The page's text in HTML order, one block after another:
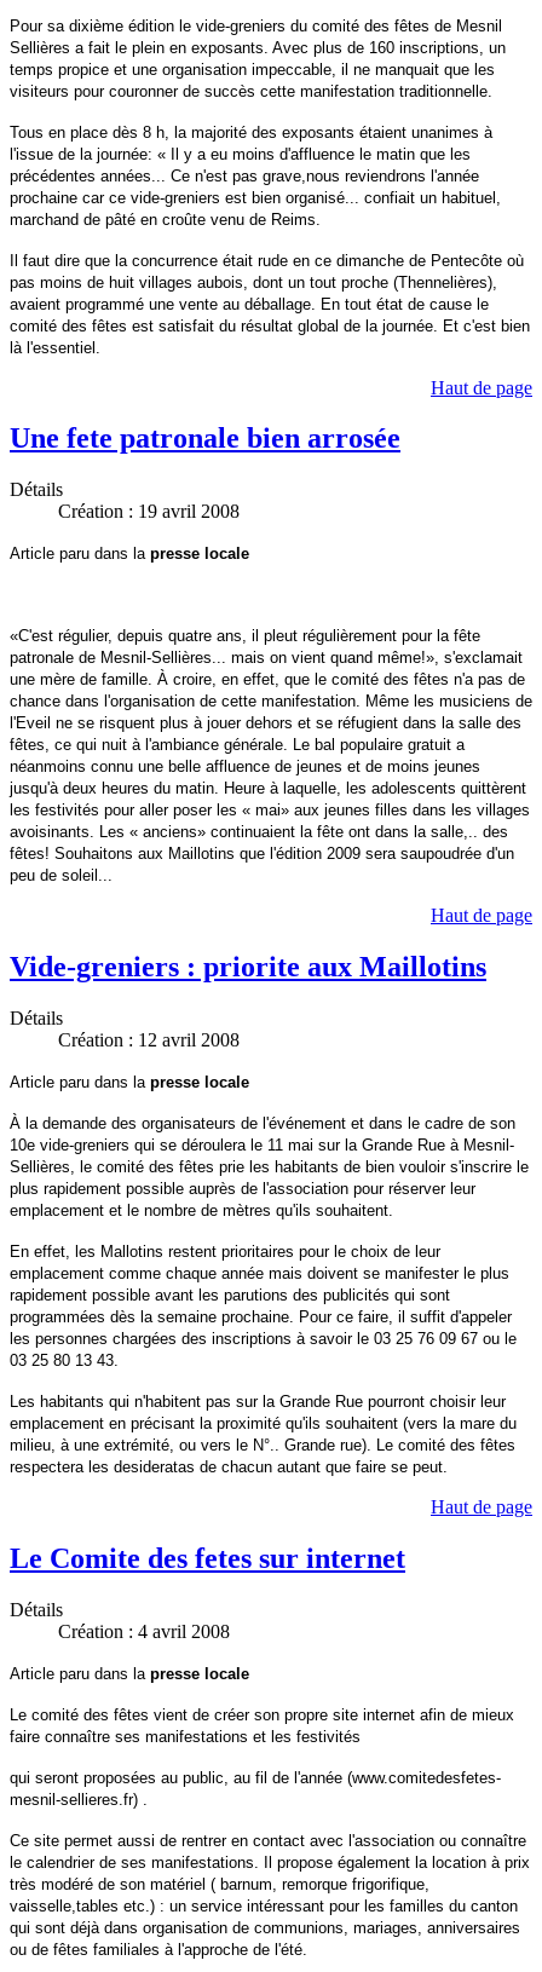
Pour sa dixième édition le vide-greniers du comité des fêtes de Mesnil
Sellières a fait le plein en exposants. Avec plus de 160 inscriptions, un
temps propice et une organisation impeccable, il ne manquait que les
visiteurs pour couronner de succès cette manifestation traditionnelle.
Tous en place dès 8 h, la majorité des exposants étaient unanimes à
l'issue de la journée: « Il y a eu moins d'affluence le matin que les
précédentes années... Ce n'est pas grave,nous reviendrons l'année
prochaine car ce vide-greniers est bien organisé... confiait un habituel,
marchand de pâté en croûte venu de Reims.
Il faut dire que la concurrence était rude en ce dimanche de Pentecôte où
pas moins de huit villages aubois, dont un tout proche (Thennelières),
avaient programmé une vente au déballage. En tout état de cause le
comité des fêtes est satisfait du résultat global de la journée. Et c'est bien
là l'essentiel.
Haut de page
Une fete patronale bien arrosée
Détails
Création : 19 avril 2008
Article paru dans la presse locale
«C'est régulier, depuis quatre ans, il pleut régulièrement pour la fête
patronale de Mesnil-Sellières... mais on vient quand même!», s'exclamait
une mère de famille. À croire, en effet, que le comité des fêtes n'a pas de
chance dans l'organisation de cette manifestation. Même les musiciens de
l'Eveil ne se risquent plus à jouer dehors et se réfugient dans la salle des
fêtes, ce qui nuit à l'ambiance générale. Le bal populaire gratuit a
néanmoins connu une belle affluence de jeunes et de moins jeunes
jusqu'à deux heures du matin. Heure à laquelle, les adolescents quittèrent
les festivités pour aller poser les « mai» aux jeunes filles dans les villages
avoisinants. Les « anciens» continuaient la fête ont dans la salle,.. des
fêtes! Souhaitons aux Maillotins que l'édition 2009 sera saupoudrée d'un
peu de soleil...
Haut de page
Vide-greniers : priorite aux Maillotins
Détails
Création : 12 avril 2008
Article paru dans lapresse locale
À la demande des organisateurs de l'événement et dans le cadre de son
10e vide-greniers qui se déroulera le 11 mai sur la Grande Rue à Mesnil-
Sellières, le comité des fêtes prie les habitants de bien vouloir s'inscrire le
plus rapidement possible auprès de l'association pour réserver leur
emplacement et le nombre de mètres qu'ils souhaitent.
En effet, les Mallotins restent prioritaires pour le choix de leur
emplacement comme chaque année mais doivent se manifester le plus
rapidement possible avant les parutions des publicités qui sont
programmées dès la semaine prochaine. Pour ce faire, il suffit d'appeler
les personnes chargées des inscriptions à savoir le 03 25 76 09 67 ou le
03 25 80 13 43.
Les habitants qui n'habitent pas sur la Grande Rue pourront choisir leur
emplacement en précisant la proximité qu'ils souhaitent (vers la mare du
milieu, à une extrémité, ou vers le N°.. Grande rue). Le comité des fêtes
respectera les desideratas de chacun autant que faire se peut.
Haut de page
Le Comite des fetes sur internet
Détails
Création : 4 avril 2008
Article paru dans lapresse locale
Le comité des fêtes vient de créer son propre site internet afin de mieux
faire connaître ses manifestations et les festivités
qui seront proposées au public, au fil de l'année (www.comitedesfetes-
mesnil-sellieres.fr) .
Ce site permet aussi de rentrer en contact avec l'association ou connaître
le calendrier de ses manifestations. Il propose également la location à prix
très modéré de son matériel ( barnum, remorque frigorifique,
vaisselle,tables etc.) : un service intéressant pour les familles du canton
qui sont déjà dans organisation de communions, mariages, anniversaires
ou de fêtes familiales à l'approche de l'été.